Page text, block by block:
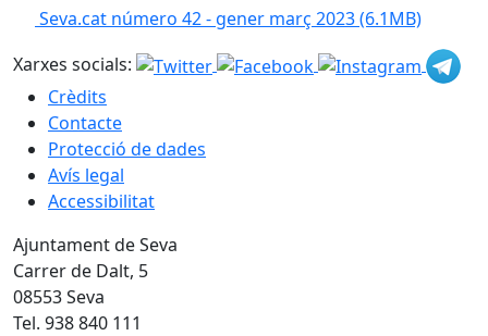
Seva.cat número 42 - gener març 2023(6.1MB)
Xarxes socials:
Crèdits
Contacte
Protecció de dades
Avís legal
Accessibilitat
Ajuntament de Seva
Carrer de Dalt, 5
08553 Seva
Tel. 938 840 111